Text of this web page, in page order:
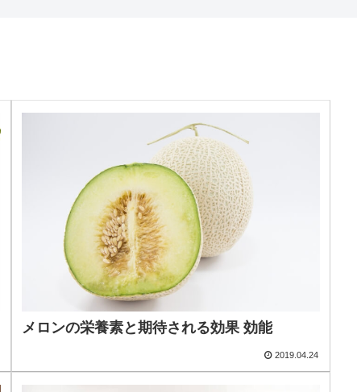
メロンの栄養素と期待される効果 効能
2019.04.24